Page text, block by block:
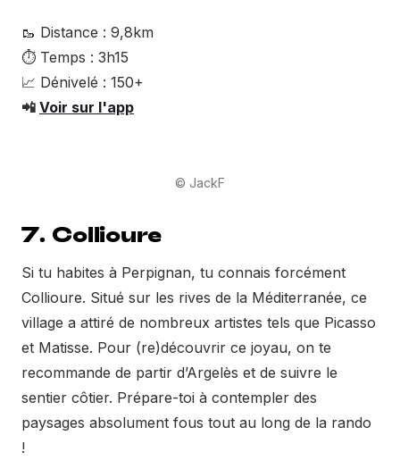
🥾 Distance : 9,8km
⏱ Temps : 3h15
📈 Dénivelé : 150+
📲 Voir sur l'app
© JackF
7. Collioure
Si tu habites à Perpignan, tu connais forcément
Collioure. Situé sur les rives de la Méditerranée, ce
village a attiré de nombreux artistes tels que Picasso
et Matisse. Pour (re)découvrir ce joyau, on te
recommande de partir d’Argelès et de suivre le
sentier côtier. Prépare-toi à contempler des
paysages absolument fous tout au long de la rando
!